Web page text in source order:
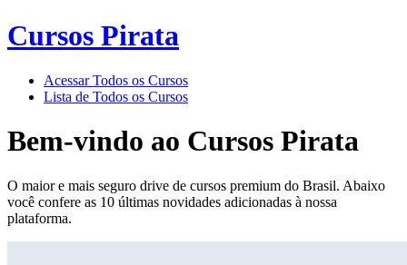
Cursos Pirata
Acessar Todos os Cursos
Lista de Todos os Cursos
Bem-vindo ao Cursos Pirata
O maior e mais seguro drive de cursos premium do Brasil. Abaixo
você confere as 10 últimas novidades adicionadas à nossa
plataforma.